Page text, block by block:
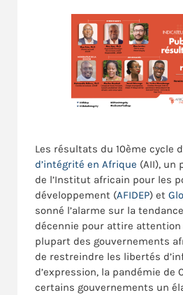
Les résultats du 10ème cycle
d’intégrité en Afrique (AII), un
de l’Institut africain pour les
développement (AFIDEP) et
sonné l’alarme sur la
décennie pour attire
plupart des gouvernements
de restreindre les libertés
d’expression, la pandémie de
certains gouvernements un